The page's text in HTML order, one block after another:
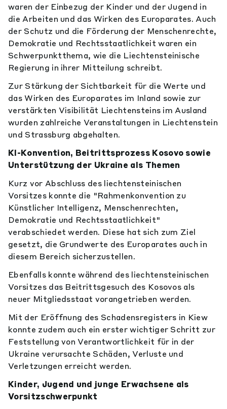
waren der Einbezug der Kinder und der Jugend in
die Arbeiten und das Wirken des Europarates. Auch
der Schutz und die Förderung der Menschenrechte,
Demokratie und Rechtsstaatlichkeit waren ein
Schwerpunktthema, wie die Liechtensteinische
Regierung in ihrer Mitteilung schreibt.
Zur Stärkung der Sichtbarkeit für die Werte und
das Wirken des Europarates im Inland sowie zur
verstärkten Visibilität Liechtensteins im Ausland
wurden zahlreiche Veranstaltungen in Liechtenstein
und Strassburg abgehalten.
KI-Konvention, Beitrittsprozess Kosovo sowie
Unterstützung der Ukraine als Themen
Kurz vor Abschluss des liechtensteinischen
Vorsitzes konnte die "Rahmenkonvention zu
Künstlicher Intelligenz, Menschenrechten,
Demokratie und Rechtsstaatlichkeit"
verabschiedet werden. Diese hat sich zum Ziel
gesetzt, die Grundwerte des Europarates auch in
diesem Bereich sicherzustellen.
Ebenfalls konnte während des liechtensteinischen
Vorsitzes das Beitrittsgesuch des Kosovos als
neuer Mitgliedsstaat vorangetrieben werden.
Mit der Eröffnung des Schadensregisters in Kiew
konnte zudem auch ein erster wichtiger Schritt zur
Feststellung von Verantwortlichkeit für in der
Ukraine verursachte Schäden, Verluste und
Verletzungen erreicht werden.
Kinder, Jugend und junge Erwachsene als
Vorsitzschwerpunkt